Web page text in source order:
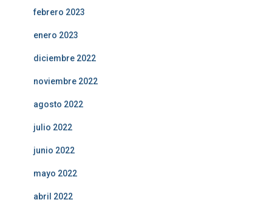
febrero 2023
enero 2023
diciembre 2022
noviembre 2022
agosto 2022
julio 2022
junio 2022
mayo 2022
abril 2022